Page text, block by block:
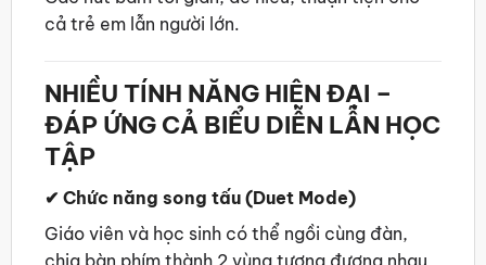
cả trẻ em lẫn người lớn.
NHIỀU TÍNH NĂNG HIỆN ĐẠI –
ĐÁP ỨNG CẢ BIỂU DIỄN LẪN HỌC
TẬP
✔ Chức năng song tấu (Duet Mode)
Giáo viên và học sinh có thể ngồi cùng đàn,